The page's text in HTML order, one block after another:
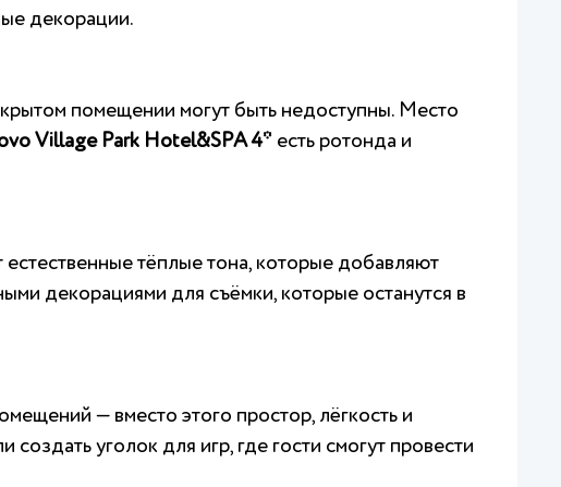
декорации.
помещении могут быть недоступны. Место
Village Park Hotel&SPA 4* есть ротонда и
тёплые тона, которые добавляют
декорациями для съёмки, которые останутся в
— вместо этого простор, лёгкость и
уголок для игр, где гости смогут провести